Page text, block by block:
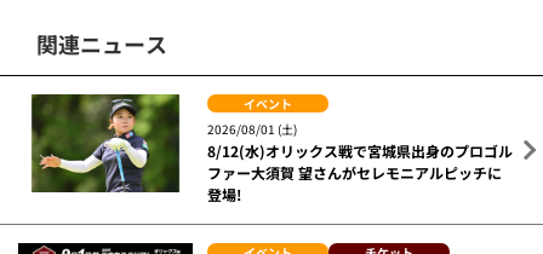
関連ニュース
イベント
2026/08/01 (土)
8/12(水)オリックス戦で宮城県出身のプロゴル
ファー大須賀 望さんがセレモニアルピッチに
登場!